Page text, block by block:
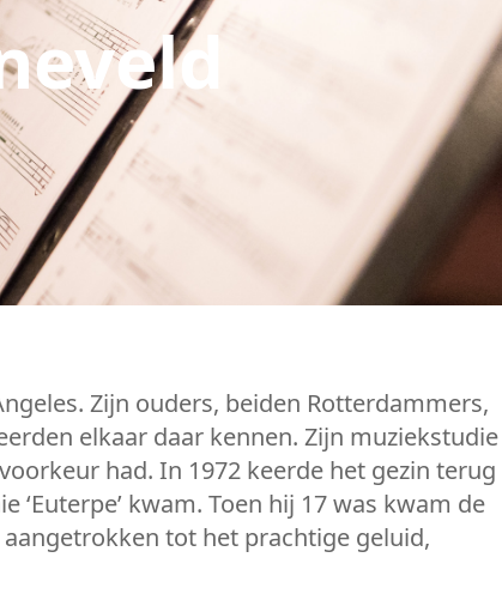
Zijn ouders, beiden Rotterdammers,
elkaar daar kennen. Zijn muziekstudie
had. In 1972 keerde het gezin terug
kwam. Toen hij 17 was kwam de
tot het prachtige geluid,